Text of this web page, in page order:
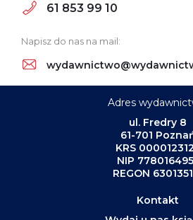
61 853 99 10
Napisz do nas na mail:
Adres
ul. Fredry 8
61-701
KRS
NIP
REGON
Kontakt